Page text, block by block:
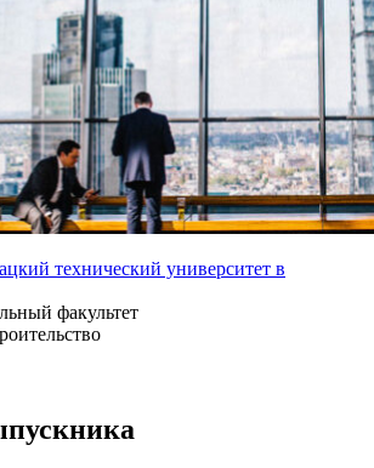
технический университет в
факультет